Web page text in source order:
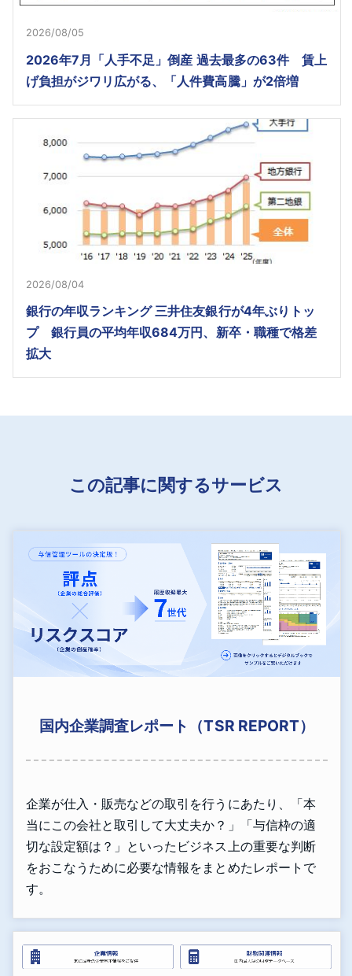
2026/08/05
2026年7月「人手不足」倒産 過去最多の63件 賃上
げ負担がジワリ広がる、「人件費高騰」が2倍増
2026/08/04
銀行の年収ランキング 三井住友銀行が4年ぶりトッ
プ 銀行員の平均年収684万円、新卒・職種で格差
拡大
この記事に関するサービス
国内企業調査レポート（TSR REPORT）
企業が仕入・販売などの取引を行うにあたり、「本
当にこの会社と取引して大丈夫か？」「与信枠の適
切な設定額は？」といったビジネス上の重要な判断
をおこなうために必要な情報をまとめたレポートで
す。